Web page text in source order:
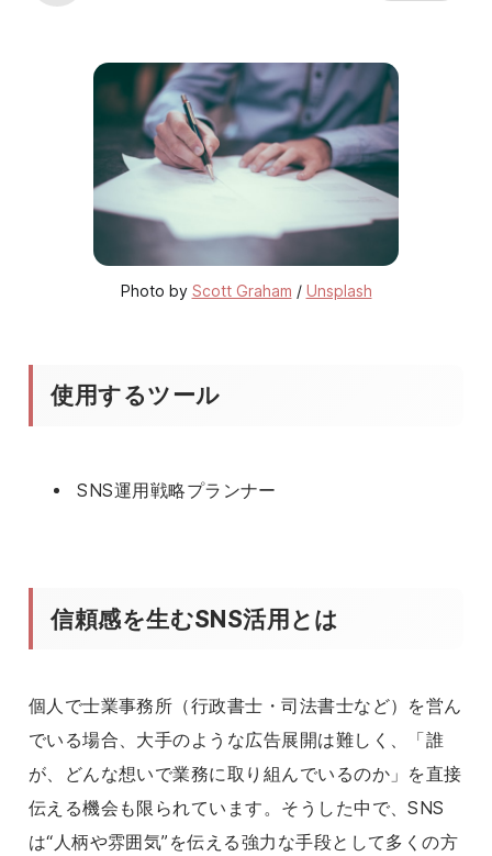
Photo by Scott Graham / Unsplash
使用するツール
SNS運用戦略プランナー
信頼感を生むSNS活用とは
個人で士業事務所（行政書士・司法書士など）を営ん
でいる場合、大手のような広告展開は難しく、「誰
が、どんな想いで業務に取り組んでいるのか」を直接
伝える機会も限られています。そうした中で、SNS
は“人柄や雰囲気”を伝える強力な手段として多くの方